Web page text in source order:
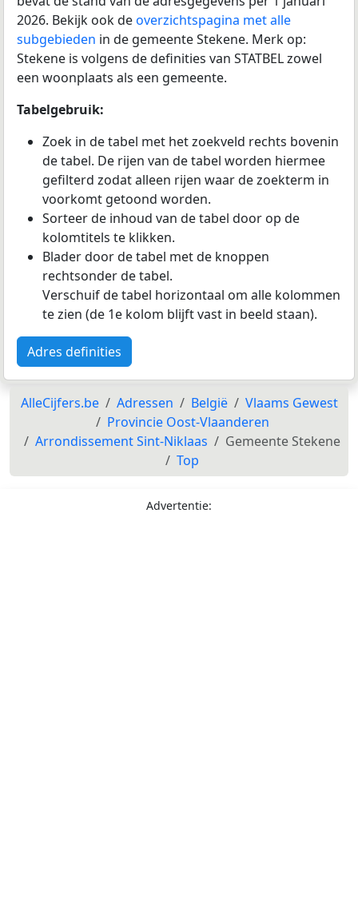
2026. Bekijk ook deoverzichtspagina met alle
subgebieden in de gemeente Stekene. Merk op:
Stekene is volgens de definities van STATBEL zowel
een woonplaats als een gemeente.
Tabelgebruik:
Zoek in de tabel met het zoekveld rechts bovenin
de tabel. De rijen van de tabel worden hiermee
gefilterd zodat alleen rijen waar de zoekterm in
voorkomt getoond worden.
Sorteer de inhoud van de tabel door op de
kolomtitels te klikken.
Blader door de tabel met de knoppen
rechtsonder de tabel.
Verschuif de tabel horizontaal om alle kolommen
te zien (de 1e kolom blijft vast in beeld staan).
Adres definities
AlleCijfers.be Adressen België
Vlaams Gewest
Provincie Oost-Vlaanderen
Arrondissement Sint-Niklaas
Gemeente Stekene
Top
Advertentie: